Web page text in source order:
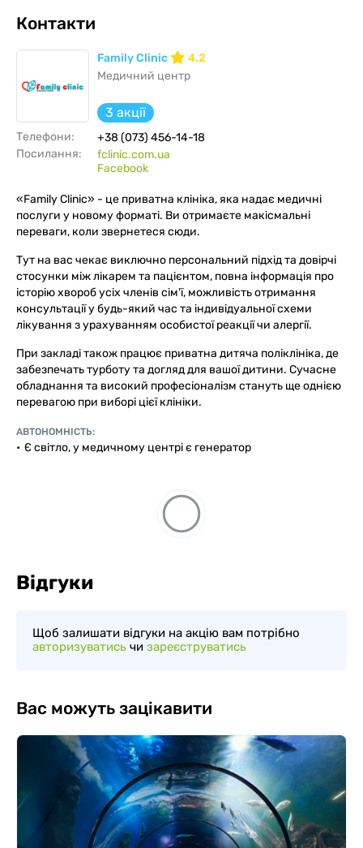
Контакти
Family Clinic
4.2
Медичний центр
3 акції
Телефони:
+38 (073) 456-14-18
Посилання:
fclinic.com.ua
Facebook
«Family Clinic» - це приватна клініка, яка надає медичні
послуги у новому форматі. Ви отримаєте макісмальні
переваги, коли звернетеся сюди.
Тут на вас чекає виключно персональний підхід та довірчі
стосунки між лікарем та пацієнтом, повна інформація про
історію хвороб усіх членів сім'ї, можливість отримання
консультації у будь-який час та індивідуальної схеми
лікування з урахуванням особистої реакції чи алергії.
При закладі також працює приватна дитяча поліклініка, де
забезпечать турботу та догляд для вашої дитини. Сучасне
обладнання та високий професіоналізм стануть ще однією
перевагою при виборі цієї клініки.
АВТОНОМНІСТЬ:
Є світло, у медичному центрі є генератор
Відгуки
Щоб залишати відгуки на акцію вам потрібно
авторизуватись чи зареєструватись
Вас можуть зацікавити